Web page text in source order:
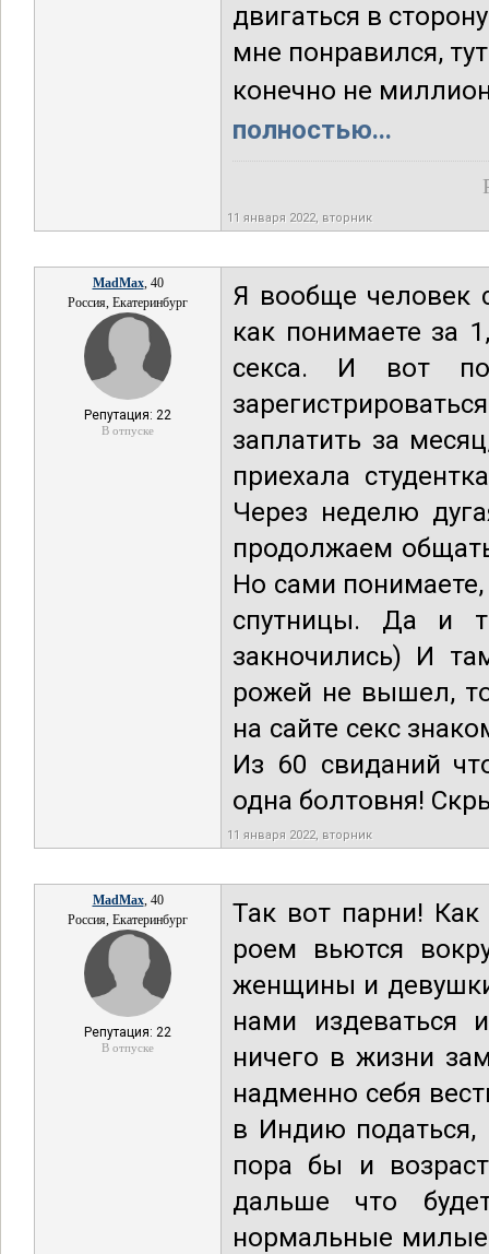
двигаться в
мне понравился,
конечно не
полностью...
11 января 2022, вторник
MadMax, 40
Россия, Екатеринбург
Репутация: 22
В отпуске
Я вообще человек
как понимаете за
секса. И вот
заплатить за
приехала
Через неделю
продолжаем
Но сами
спутницы. Да и
закночились) И
рожей не вышел,
на сайте секс
Из 60 свиданий
одна болтовня!
11 января 2022, вторник
MadMax, 40
Россия, Екатеринбург
Репутация: 22
В отпуске
Так вот парни! Как
роем вьются
женщины и
нами издеваться
ничего в жизни
надменно себя
в Индию
пора бы и
дальше что
нормальные милые